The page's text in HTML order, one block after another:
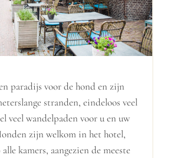
paradijs voor de hond en zijn
stranden, eindeloos veel
veel wandelpaden voor u en uw
zijn welkom in het hotel,
kamers, aangezien de meeste